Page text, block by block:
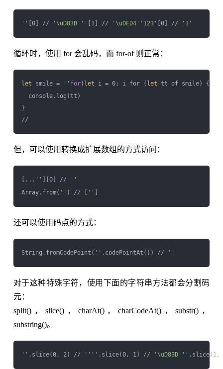
'' [0] // '\uD83D' '' [1] // '\uDE04' '123' [0] // '1'
循环时，使用 for 会乱码，而 for-of 则正常：
let smile = '' for( let i = 0; i for ( let tt of smile) {
console.log(tt)
}
但，可以使用转换成扩展数组的方式访问：
[... '' ][0] //
''
Array.from( '' ) // [ ''
还可以使用码点的方式：
String.fromCodePoint( '' .codePointAt()) // ''
对于这种特殊字符，使用下面的字符串方法都会分割码
元：
split()，slice()，charAt()，charCodeAt()，substr()，
substring()。
'' .slice(0, 2) // '' '' .slice(0, 1) // '\uD83D' '' .slice(1,